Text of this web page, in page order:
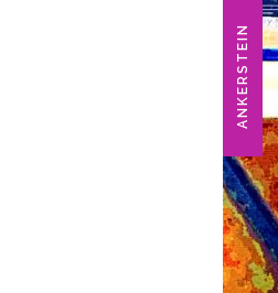
ANKERSTEIN